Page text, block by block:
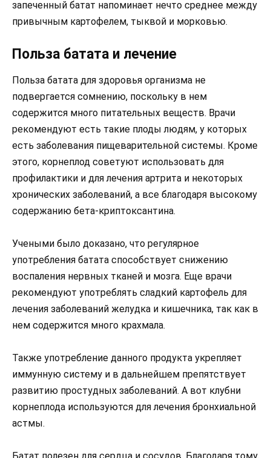
запеченный батат напоминает нечто среднее между
привычным картофелем, тыквой и морковью.
Польза батата и лечение
Польза батата для здоровья организма не
подвергается сомнению, поскольку в нем
содержится много питательных веществ. Врачи
рекомендуют есть такие плоды людям, у которых
есть заболевания пищеварительной системы. Кроме
этого, корнеплод советуют использовать для
профилактики и для лечения артрита и некоторых
хронических заболеваний, а все благодаря высокому
содержанию бета-криптоксантина.
Учеными было доказано, что регулярное
употребления батата способствует снижению
воспаления нервных тканей и мозга. Еще врачи
рекомендуют употреблять сладкий картофель для
лечения заболеваний желудка и кишечника, так как в
нем содержится много крахмала.
Также употребление данного продукта укрепляет
иммунную систему и в дальнейшем препятствует
развитию простудных заболеваний. А вот клубни
корнеплода используются для лечения бронхиальной
астмы.